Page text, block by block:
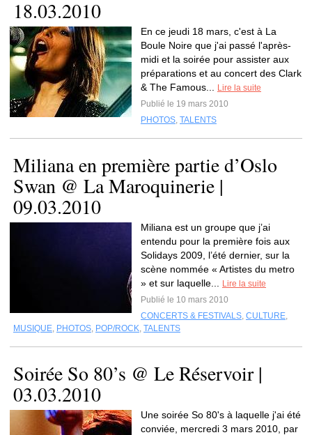
18.03.2010
En ce jeudi 18 mars, c'est à La
Boule Noire que j'ai passé l'après-
midi et la soirée pour assister aux
préparations et au concert des Clark
& The Famous...
Lire la suite
Publié le 19 mars 2010
PHOTOS, TALENTS
Miliana en première partie d’Oslo
Swan @ La Maroquinerie |
09.03.2010
Miliana est un groupe que j’ai
entendu pour la première fois aux
Solidays 2009, l’été dernier, sur la
scène nommée « Artistes du metro
» et sur laquelle...
Lire la suite
Publié le 10 mars 2010
CONCERTS & FESTIVALS, CULTURE,
MUSIQUE, PHOTOS, POP/ROCK, TALENTS
Soirée So 80’s @ Le Réservoir |
03.03.2010
Une soirée So 80's à laquelle j'ai été
conviée, mercredi 3 mars 2010, par